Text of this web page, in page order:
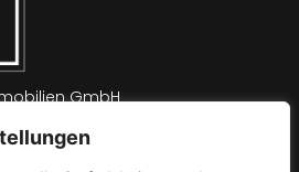
GmbH